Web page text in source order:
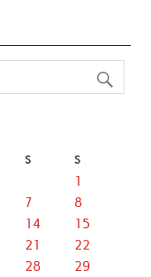
S S
1
7
8
14
15
21
22
28
29